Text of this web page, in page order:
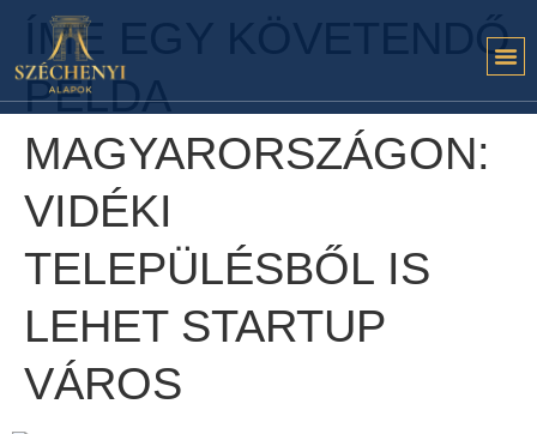
ÍME EGY KÖVETENDŐ
PÉLDA
MAGYARORSZÁGON:
VIDÉKI
TELEPÜLÉSBŐL IS
LEHET STARTUP
VÁROS